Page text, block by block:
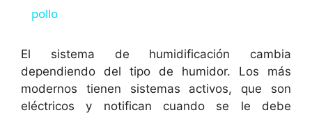
y
V
pollo
El sistema de humidificación cambia
dependiendo del tipo de humidor. Los más
modernos tienen sistemas activos, que son
eléctricos y notifican cuando se le debe